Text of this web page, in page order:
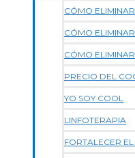
CÓMO
CÓMO
CÓMO
PRECIO DEL
YO SOY COOL
LINFOTERAPIA
FORTALECER